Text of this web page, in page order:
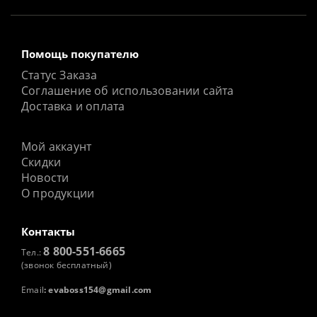
Помощь покупателю
Статус Заказа
Соглашение об использовании сайта
Доставка и оплата
Мой аккаунт
Скидки
Новости
О продукции
Контакты
Тел.:8 800-551-6665
(звонок бесплатный)
Email: evaboss154@gmail.com